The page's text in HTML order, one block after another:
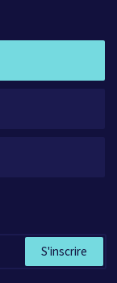
S'inscrire